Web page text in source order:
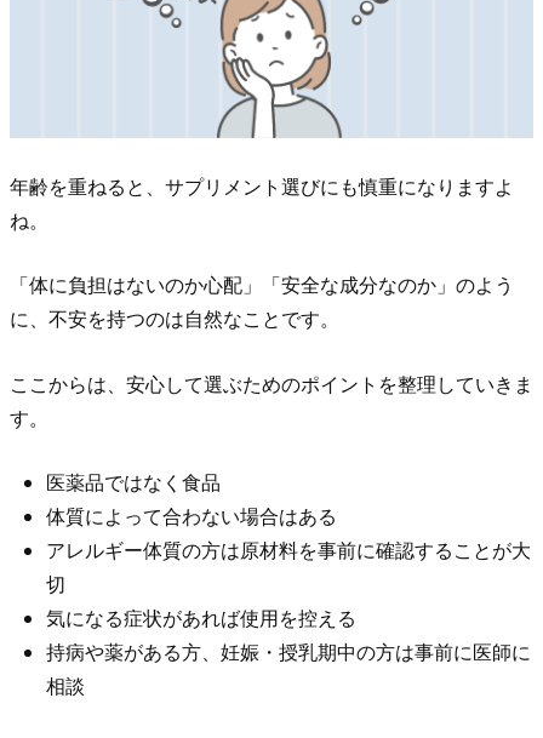
心
選
ぶ
め
イ
ン
ト
3.
ア
レ
ル
年齢を重ねると、サプリメント選びにも慎重になりますよ
ね。
「体に負担はないのか心配」「安全な成分なのか」のよう
に、不安を持つのは自然なことです。
ここからは、安心して選ぶためのポイントを整理していきま
す。
医薬品ではなく食品
体質によって合わない場合はある
アレルギー体質の方は原材料を事前に確認することが大
切
気になる症状があれば使用を控える
持病や薬がある方、妊娠・授乳期中の方は事前に医師に
相談